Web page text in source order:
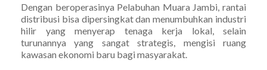
Dengan beroperasinya Pelabuhan Muara Jambi, rantai
distribusi bisa dipersingkat dan menumbuhkan industri
hilir yang menyerap tenaga kerja lokal, selain
turunannya yang sangat strategis, mengisi ruang
kawasan ekonomi baru bagi masyarakat.